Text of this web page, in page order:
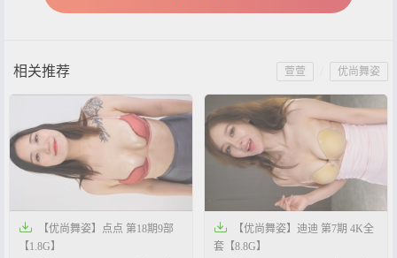
相关推荐 优尚舞姿
萱萱

【优尚舞姿】点点 第18期9部
【1.8G】

【优尚舞姿】迪迪 第7期 4K全
套【8.8G】